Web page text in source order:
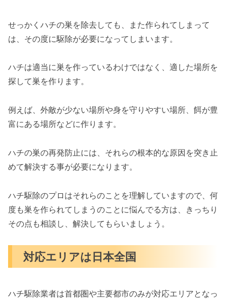
せっかくハチの巣を除去しても、また作られてしまって
は、その度に駆除が必要になってしまいます。
ハチは適当に巣を作っているわけではなく、適した場所を
探して巣を作ります。
例えば、外敵が少ない場所や身を守りやすい場所、餌が豊
富にある場所などに作ります。
ハチの巣の再発防止には、それらの根本的な原因を突き止
めて解決する事が必要になります。
ハチ駆除のプロはそれらのことを理解していますので、何
度も巣を作られてしまうのことに悩んでる方は、きっちり
その点も相談し、解決してもらいましょう。
対応エリアは日本全国
ハチ駆除業者は首都圏や主要都市のみが対応エリアとなっ